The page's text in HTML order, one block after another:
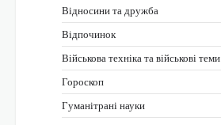
Відносини та дружба
Відпочинок
Військова техніка та військові теми
Гороскоп
Гуманітрані науки